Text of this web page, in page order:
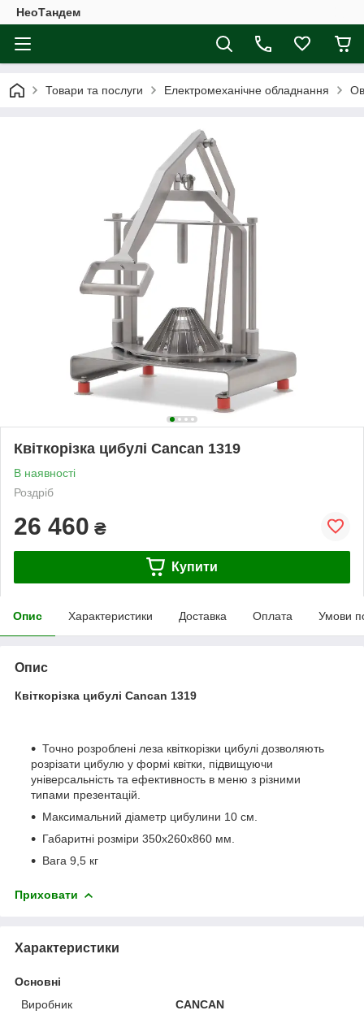
НеоТандем
Товари та послуги Електромеханічне обладнання
Квіткорізка цибулі Cancan 1319
В наявності
Роздріб
26 460 ₴
Купити
Опис Характеристики Доставка Оплата Умови
Опис
Квіткорізка цибулі Cancan 1319
Точно розроблені леза квіткорізки цибулі дозволяють
розрізати цибулю у формі квітки, підвищуючи
універсальність та ефективность в меню з різними
типами презентацій.
Максимальний діаметр цибулини 10 см.
Габаритні розміри 350х260х860 мм.
Вага 9,5 кг
Приховати
Характеристики
Основні
Виробник
CANCAN